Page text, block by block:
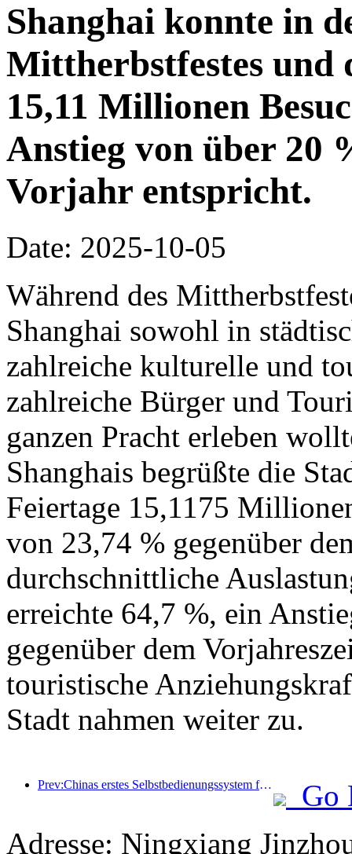
Shanghai konnte in
Mittherbstfestes und
15,11 Millionen
Anstieg von über 20
Vorjahr entspricht.
Date: 2025-10-05
Während des
Shanghai sowohl in
zahlreiche kulturelle und
zahlreiche Bürger und
ganzen Pracht erleben
Shanghais begrüßte die
Feiertage 15,1175
von 23,74 % gegenüber
durchschnittliche
erreichte 64,7 %, ein
gegenüber dem
touristische
Stadt nahmen weiter zu.
Prev:Chinas erstes Selbstbedienungssystem für Kultur und Tourismus für ausländische Touristen in Shanghai eröffnet
Go
Adresse: Ningxiang